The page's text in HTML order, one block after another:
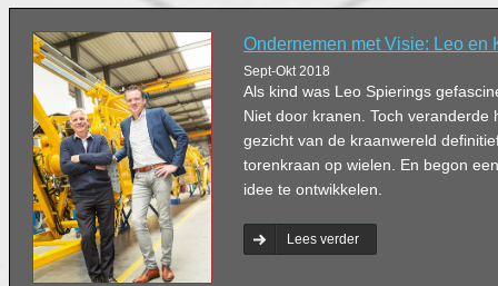
Ondernemen met Visie: Leo en
Sept-Okt 2018
Als kind was Leo Spierings
Niet door kranen. Toch veranderde
gezicht van de kraanwereld
torenkraan op wielen. En begon
idee te ontwikkelen.
Lees verder